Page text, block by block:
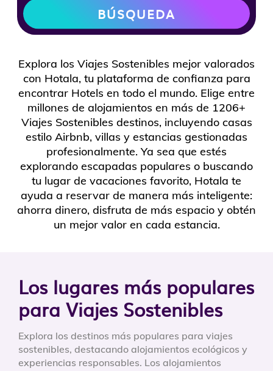
Explora los Viajes Sostenibles mejor valorados
con Hotala, tu plataforma de confianza para
encontrar Hotels en todo el mundo. Elige entre
millones de alojamientos en más de 1206+
Viajes Sostenibles destinos, incluyendo casas
estilo Airbnb, villas y estancias gestionadas
profesionalmente. Ya sea que estés
explorando escapadas populares o buscando
tu lugar de vacaciones favorito, Hotala te
ayuda a reservar de manera más inteligente:
ahorra dinero, disfruta de más espacio y obtén
un mejor valor en cada estancia.
BÚSQUEDA
Los lugares más populares
para Viajes Sostenibles
Explora los destinos más populares para viajes
sostenibles, destacando alojamientos ecológicos y
experiencias responsables. Los alojamientos